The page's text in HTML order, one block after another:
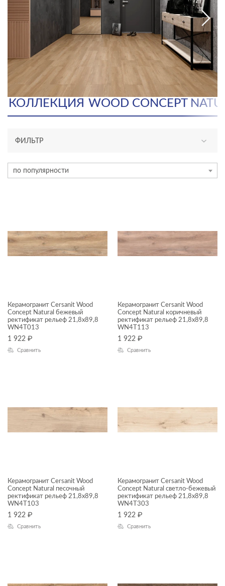
КОЛЛЕКЦИЯ WOOD CONCEPT
ФИЛЬТР
керамогранит
ФОРМАТ ПЛИТКИ, СМ
КОЛЛЕКЦИЯ
КОММЕРЧЕСКИЕ ПОМЕЩЕНИЯ
Ванная комната
Внутренняя отделка
по популярности
Керамогранит Cersanit Wood
Concept Natural бежевый
ректификат рельеф 21,8x89,8
WN4T013
1 922 ₽
Сравнить
Керамогранит Cersanit Wood
Concept Natural коричневый
ректификат рельеф 21,8x89,8
WN4T113
1 922 ₽
Сравнить
Керамогранит Cersanit Wood
Concept Natural песочный
ректификат рельеф 21,8x89,8
WN4T103
1 922 ₽
Сравнить
Керамогранит Cersanit Wood
Concept Natural светло-бежевый
ректификат рельеф 21,8x89,8
WN4T303
1 922 ₽
Сравнить